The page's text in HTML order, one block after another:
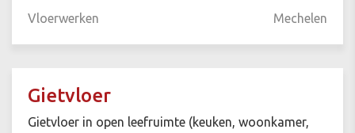
Vloerwerken Mechelen
Gietvloer
Gietvloer in open leefruimte (keuken, woonkamer,